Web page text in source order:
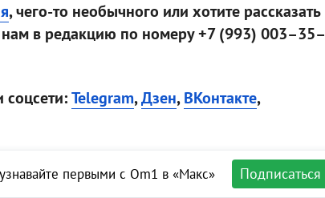
, чего-то необычного или хотите рассказать
в редакцию по номеру +7 (993) 003–35–
Telegram,Дзен,ВКонтакте,
первыми с Om1 в «Макс» Подписаться